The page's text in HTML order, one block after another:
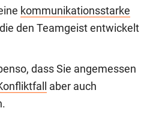
kommunikationsstarke
den Teamgeist entwickelt
dass Sie angemessen
aber auch